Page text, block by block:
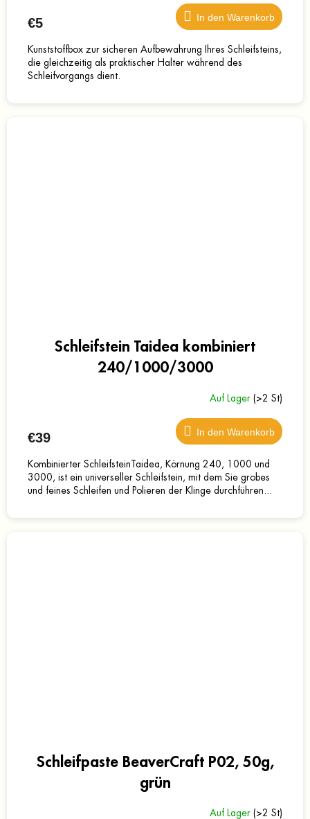
€5 In den Warenkorb
Kunststoffbox zur sicheren Aufbewahrung Ihres Schleifsteins,
die gleichzeitig als praktischer Halter während des
Schleifvorgangs dient.
Schleifstein Taidea kombiniert
240/1000/3000
Auf Lager (>2 St)
€39 In den Warenkorb
Kombinierter SchleifsteinTaidea, Körnung 240, 1000 und
3000, ist ein universeller Schleifstein, mit dem Sie grobes
und feines Schleifen und Polieren der Klinge durchführen...
Schleifpaste BeaverCraft P02, 50g,
grün
Auf Lager (>2 St)